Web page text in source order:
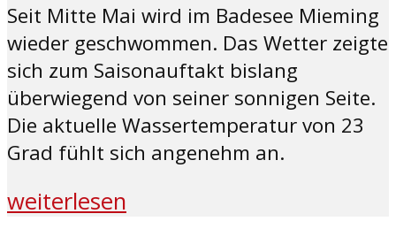
Seit Mitte Mai wird im Badesee Mieming
wieder geschwommen. Das Wetter zeigte
sich zum Saisonauftakt bislang
überwiegend von seiner sonnigen Seite.
Die aktuelle Wassertemperatur von 23
Grad fühlt sich angenehm an.
weiterlesen